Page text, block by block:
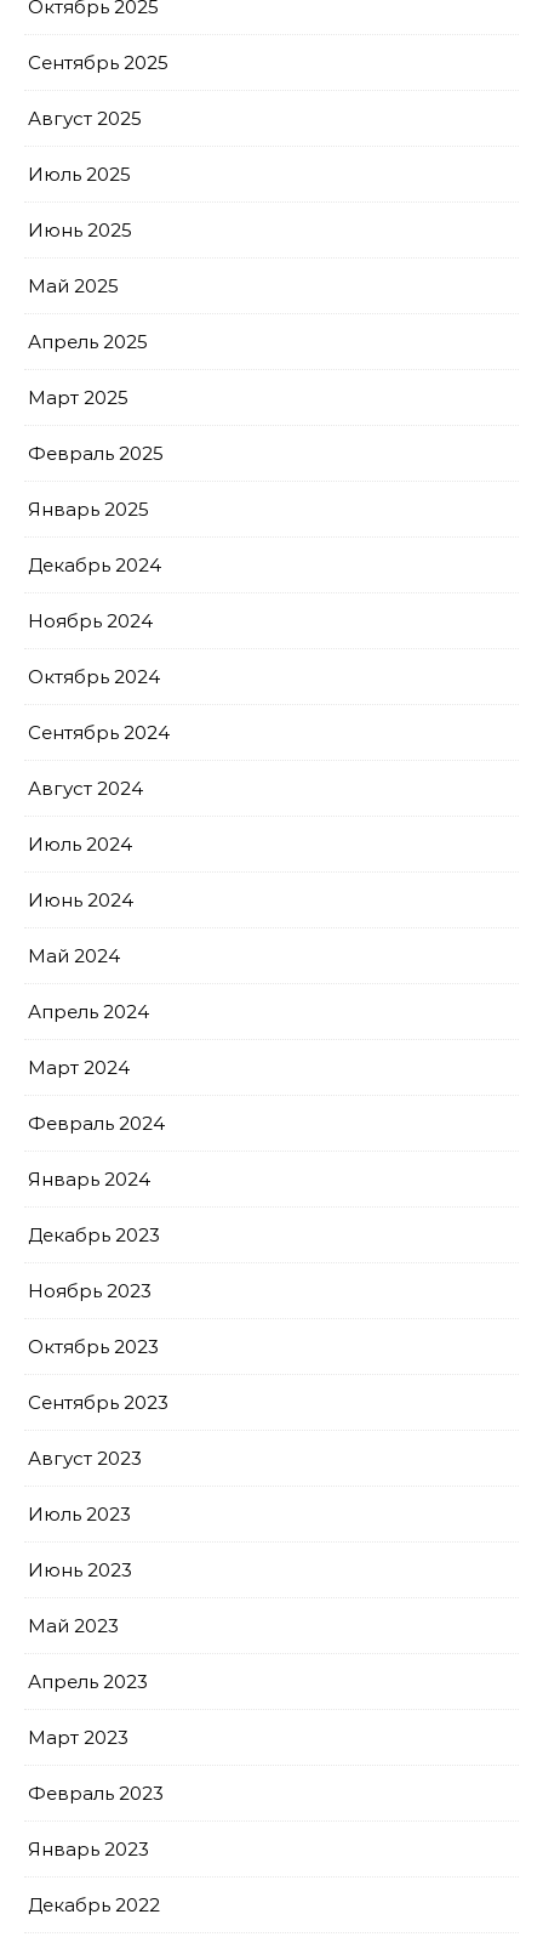
Октябрь 2025
Сентябрь 2025
Август 2025
Июль 2025
Июнь 2025
Май 2025
Апрель 2025
Март 2025
Февраль 2025
Январь 2025
Декабрь 2024
Ноябрь 2024
Октябрь 2024
Сентябрь 2024
Август 2024
Июль 2024
Июнь 2024
Май 2024
Апрель 2024
Март 2024
Февраль 2024
Январь 2024
Декабрь 2023
Ноябрь 2023
Октябрь 2023
Сентябрь 2023
Август 2023
Июль 2023
Июнь 2023
Май 2023
Апрель 2023
Март 2023
Февраль 2023
Январь 2023
Декабрь 2022